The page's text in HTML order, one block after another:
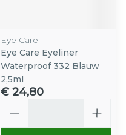
Eye Care
Eye Care Eyeliner
Waterproof 332 Blauw
2,5ml
€ 24,80